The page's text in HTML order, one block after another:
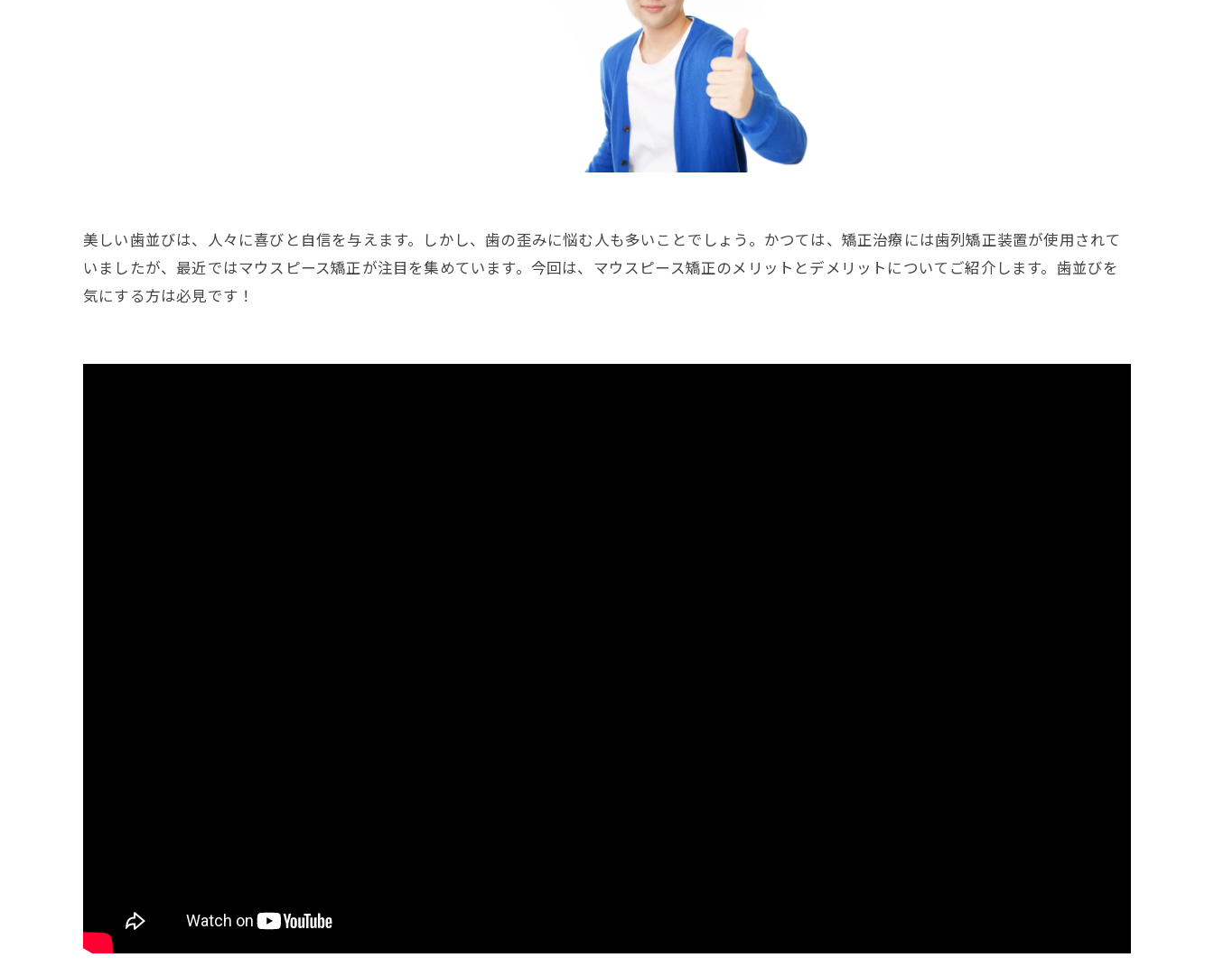
美しい歯並びは、人々に喜びと自信を与えます。しかし、歯の歪みに悩む人も多いことでしょう。かつては、矯正治療には歯列矯正装置が使用されて
いましたが、最近ではマウスピース矯正が注目を集めています。今回は、マウスピース矯正のメリットとデメリットについてご紹介します。歯並びを
気にする方は必見です！